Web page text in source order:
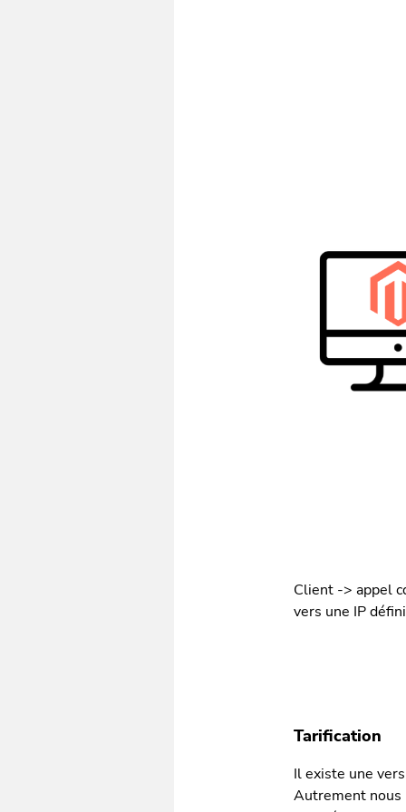
Client -> appel
vers une IP
Tarification
Il existe une
Autrement nous